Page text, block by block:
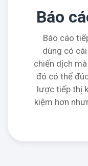
Báo
Báo cáo
dùng có
chiến dịch
đó có thể
lược tiếp thị
kiệm hơn